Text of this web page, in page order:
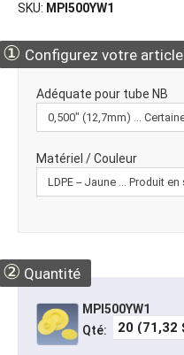
SKU MPI500YW1
① Configurez votre article
Adéquate pour tube NB
Matériel / Couleur
② Quantité
MPI500YW1
Qté: